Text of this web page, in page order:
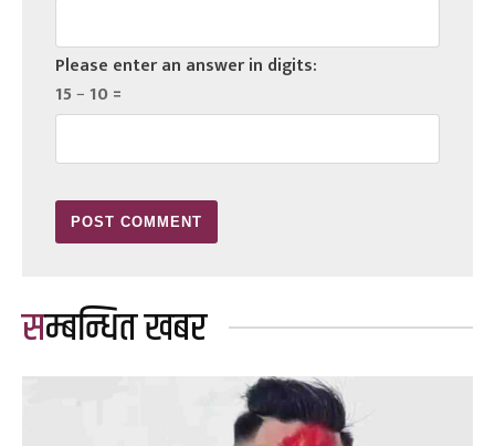
Please enter an answer in digits:
15 − 10 =
सम्बन्धित खबर